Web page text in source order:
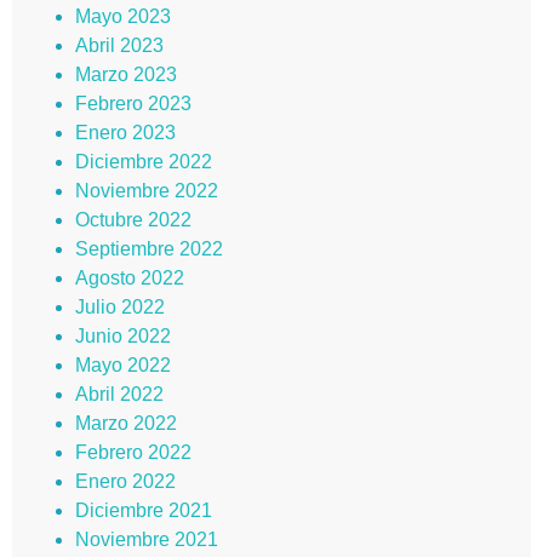
Mayo 2023
Abril 2023
Marzo 2023
Febrero 2023
Enero 2023
Diciembre 2022
Noviembre 2022
Octubre 2022
Septiembre 2022
Agosto 2022
Julio 2022
Junio 2022
Mayo 2022
Abril 2022
Marzo 2022
Febrero 2022
Enero 2022
Diciembre 2021
Noviembre 2021